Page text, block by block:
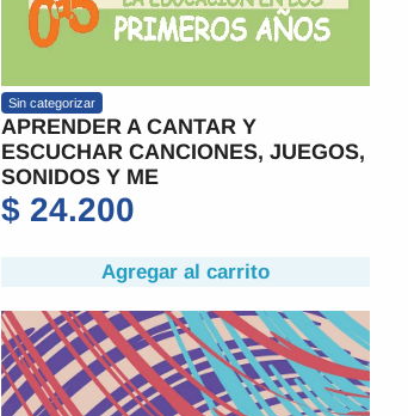
Sin categorizar
APRENDER A CANTAR Y
ESCUCHAR CANCIONES, JUEGOS,
SONIDOS Y ME
$ 24.200
Agregar al carrito